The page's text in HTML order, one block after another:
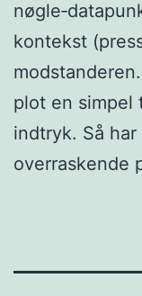
kontekst
plot en simpel
indtryk. Så
overraskende